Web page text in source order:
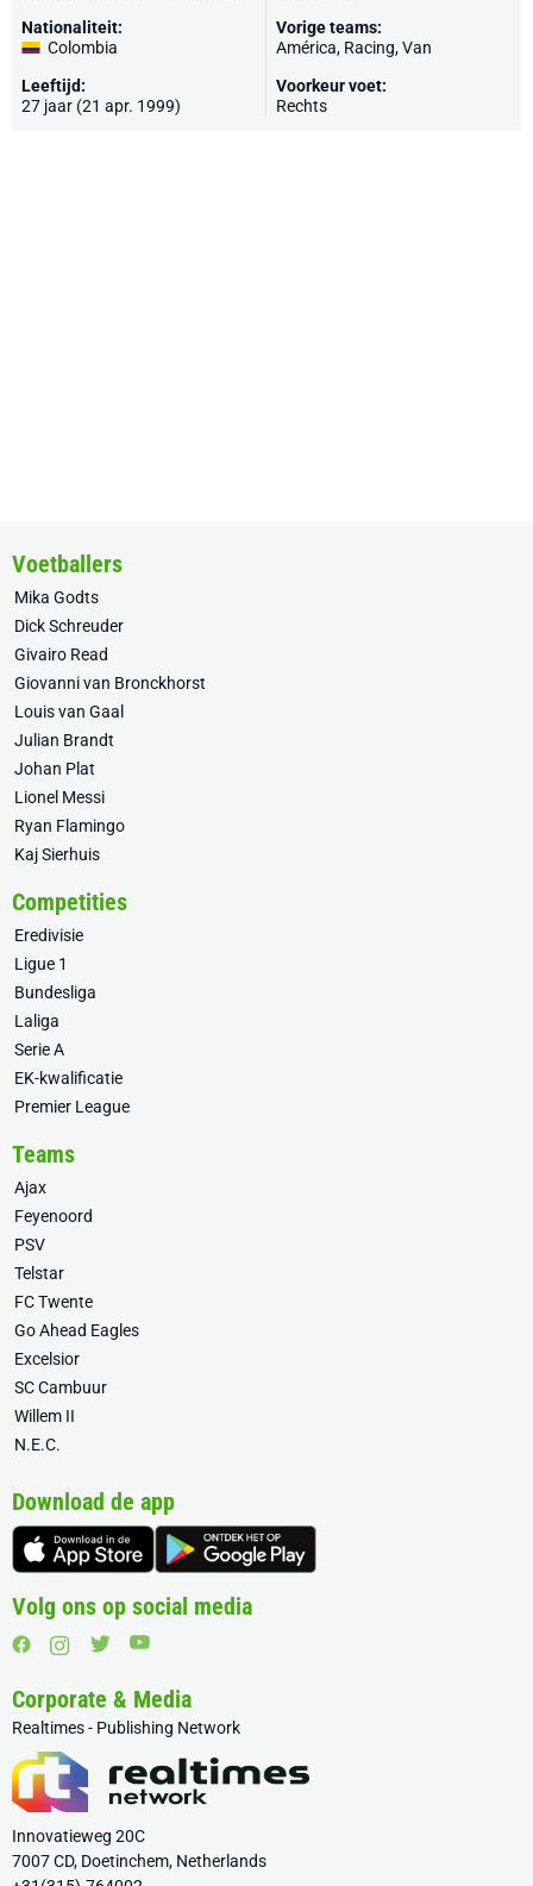
Nationaliteit:
Colombia
Leeftijd:
27 jaar (21 apr. 1999)
Vorige teams:
América, Racing, Van
Voorkeur voet:
Rechts
Voetballers
Mika Godts
Dick Schreuder
Givairo Read
Giovanni van Bronckhorst
Louis van Gaal
Julian Brandt
Johan Plat
Lionel Messi
Ryan Flamingo
Kaj Sierhuis
Competities
Eredivisie
Ligue 1
Bundesliga
Laliga
Serie A
EK-kwalificatie
Premier League
Teams
Ajax
Feyenoord
PSV
Telstar
FC Twente
Go Ahead Eagles
Excelsior
SC Cambuur
Willem II
N.E.C.
Download de app
Volg ons op social media
Corporate & Media
Realtimes - Publishing Network
Innovatieweg 20C
7007 CD, Doetinchem, Netherlands